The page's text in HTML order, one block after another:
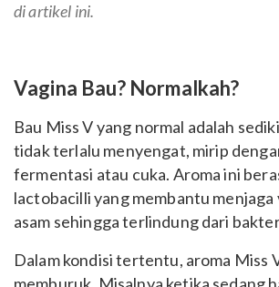
di artikel ini.
Vagina Bau? Normalkah?
Bau Miss V yang normal adalah
tidak terlalu menyengat, mirip
fermentasi atau cuka. Aroma ini
lactobacilli yang membantu
asam sehingga terlindung dari
Dalam kondisi tertentu, aroma Miss